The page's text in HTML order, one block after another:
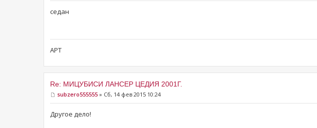
седан
АРТ
Re: МИЦУБИСИ ЛАНСЕР ЦЕДИЯ 2001Г.
subzero555555 » Сб, 14 фев 2015 10:24
Другое дело!